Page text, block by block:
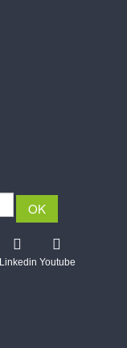
Linkedin Youtube